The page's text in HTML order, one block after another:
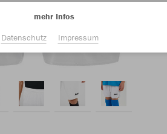
mehr Infos
Datenschutz
Impressum